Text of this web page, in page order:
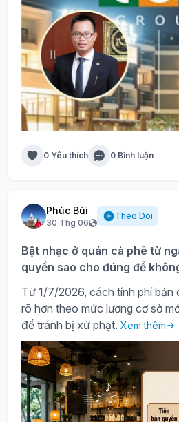
0 Yêu thích 0 Bình luận
Phúc Bùi
30 Thg 06
Theo Dõi
Bật nhạc ở quán cà phê từ
quyền sao cho đúng để
Từ 1/7/2026, cách tính phí bản
rõ hơn theo mức lương cơ sở
để tránh bị xử phạt. Xem thêm